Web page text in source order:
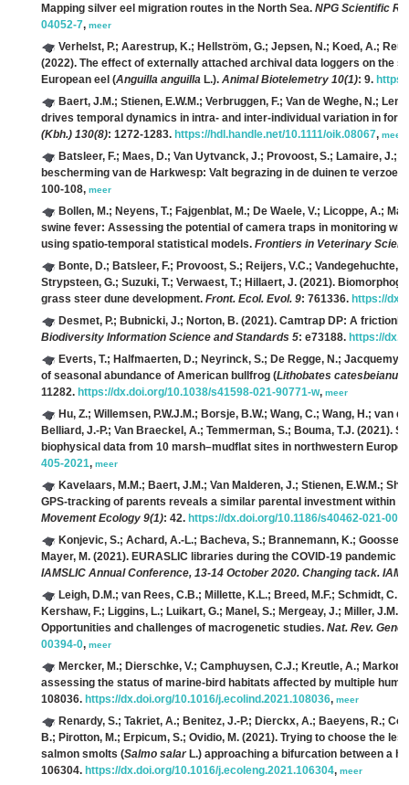
Mapping silver eel migration routes in the North Sea. NPG Scientific
04052-7, meer
Verhelst, P.; Aarestrup, K.; Hellström, G.; Jepsen, N.; Koed, A.;
(2022). The effect of externally attached archival data loggers on the
European eel (Anguilla anguilla L.). Animal Biotelemetry 10(1): 9.
Baert, J.M.; Stienen, E.W.M.; Verbruggen, F.; Van de Weghe, N.;
drives temporal dynamics in intra‐ and inter‐individual variation in
(Kbh.) 130(8): 1272-1283. https://hdl.handle.net/10.1111/oik.08067, meer
Batsleer, F.; Maes, D.; Van Uytvanck, J.; Provoost, S.; Lamaire, J.;
bescherming van de Harkwesp: Valt begrazing in de duinen te
100-108, meer
Bollen, M.; Neyens, T.; Fajgenblat, M.; De Waele, V.; Licoppe, A.;
swine fever: Assessing the potential of camera traps in monitoring
using spatio-temporal statistical models. Frontiers in Veterinary
Bonte, D.; Batsleer, F.; Provoost, S.; Reijers, V.C.; Vandegehuchte,
Strypsteen, G.; Suzuki, T.; Verwaest, T.; Hillaert, J. (2021).
grass steer dune development. Front. Ecol. Evol. 9: 761336. https://
Desmet, P.; Bubnicki, J.; Norton, B. (2021). Camtrap DP: A
Biodiversity Information Science and Standards 5: e73188. https://
Everts, T.; Halfmaerten, D.; Neyrinck, S.; De Regge, N.;
of seasonal abundance of American bullfrog (Lithobates catesbeianus
11282. https://dx.doi.org/10.1038/s41598-021-90771-w, meer
Hu, Z.; Willemsen, P.W.J.M.; Borsje, B.W.; Wang, C.; Wang, H.; van
Belliard, J.-P.; Van Braeckel, A.; Temmerman, S.; Bouma, T.J. (2021).
biophysical data from 10 marsh–mudflat sites in northwestern Europe.
405-2021, meer
Kavelaars, M.M.; Baert, J.M.; Van Malderen, J.; Stienen, E.W.M.;
GPS-tracking of parents reveals a similar parental investment within
Movement Ecology 9(1): 42. https://dx.doi.org/10.1186/s40462-021-
Konjevic, S.; Achard, A.-L.; Bacheva, S.; Brannemann, K.;
Mayer, M. (2021). EURASLIC libraries during the COVID-19 pandemic
IAMSLIC Annual Conference, 13-14 October 2020. Changing tack.
Leigh, D.M.; van Rees, C.B.; Millette, K.L.; Breed, M.F.; Schmidt,
Kershaw, F.; Liggins, L.; Luikart, G.; Manel, S.; Mergeay, J.; Miller, J.M.;
Opportunities and challenges of macrogenetic studies. Nat. Rev.
00394-0, meer
Mercker, M.; Dierschke, V.; Camphuysen, C.J.; Kreutle, A.;
assessing the status of marine-bird habitats affected by multiple
108036. https://dx.doi.org/10.1016/j.ecolind.2021.108036, meer
Renardy, S.; Takriet, A.; Benitez, J.-P.; Dierckx, A.; Baeyens, R.;
B.; Pirotton, M.; Erpicum, S.; Ovidio, M. (2021). Trying to choose the
salmon smolts (Salmo salarL.) approaching a bifurcation between a
106304. https://dx.doi.org/10.1016/j.ecoleng.2021.106304, meer